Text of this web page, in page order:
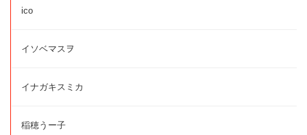
ico
イソベマスヲ
イナガキスミカ
稲穂うー子